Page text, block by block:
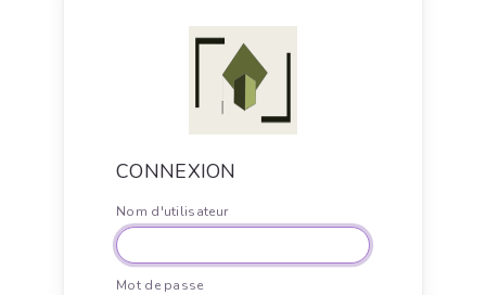
CONNEXION
Nom d'utilisateur
Mot de passe